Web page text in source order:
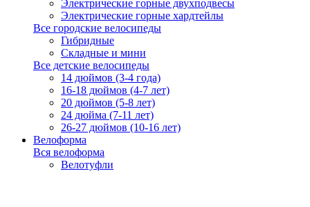
Электрические горные двухподвесы
Электрические горные хардтейлы
Все городские велосипеды
Гибридные
Складные и мини
Все детские велосипеды
14 дюймов (3-4 года)
16-18 дюймов (4-7 лет)
20 дюймов (5-8 лет)
24 дюйма (7-11 лет)
26-27 дюймов (10-16 лет)
Велоформа
Вся велоформа
Велотуфли